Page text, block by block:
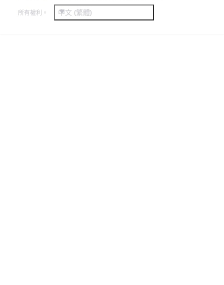
所有權利。 中文 (繁體)